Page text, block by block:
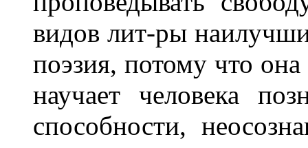
видов лит-ры
поэзия, потому что
научает человека
способности,